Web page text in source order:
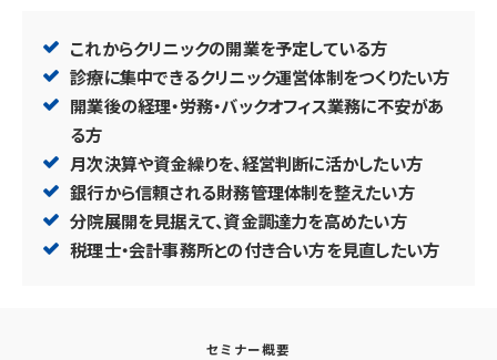
これからクリニックの開業を予定している方
診療に集中できるクリニック運営体制をつくりたい方
開業後の経理・労務・バックオフィス業務に不安があ
る方
月次決算や資金繰りを、経営判断に活かしたい方
銀行から信頼される財務管理体制を整えたい方
分院展開を見据えて、資金調達力を高めたい方
税理士・会計事務所との付き合い方を見直したい方
セミナー概要